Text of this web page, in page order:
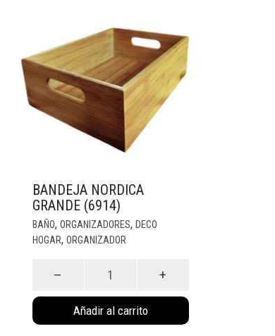
BANDEJA NORDICA
GRANDE (6914)
BAÑO, ORGANIZADORES, DECO
HOGAR, ORGANIZADOR
grande
cantidad
Añadir al carrito